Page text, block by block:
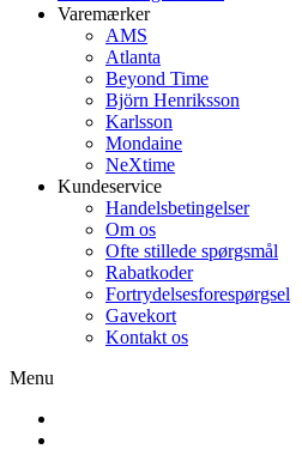
Varemærker
AMS
Atlanta
Beyond Time
Björn Henriksson
Karlsson
Mondaine
NeXtime
Kundeservice
Handelsbetingelser
Om os
Ofte stillede spørgsmål
Rabatkoder
Fortrydelsesforespørgsel
Gavekort
Kontakt os
Menu